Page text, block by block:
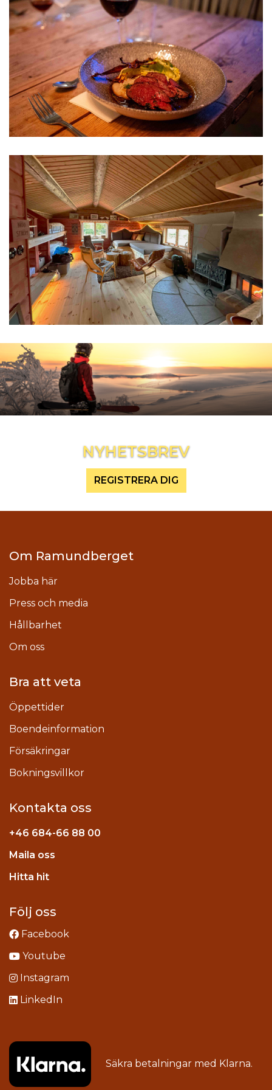
NYHETSBREV
REGISTRERA DIG
Om Ramundberget
Jobba här
Press och media
Hållbarhet
Om oss
Bra att veta
Öppettider
Boendeinformation
Försäkringar
Bokningsvillkor
Kontakta oss
+46 684-66 88 00
Maila oss
Hitta hitstagram
Följ oss
Facebook
Youtube
Instagram
LinkedIn
Säkra betalningar med Klarna.